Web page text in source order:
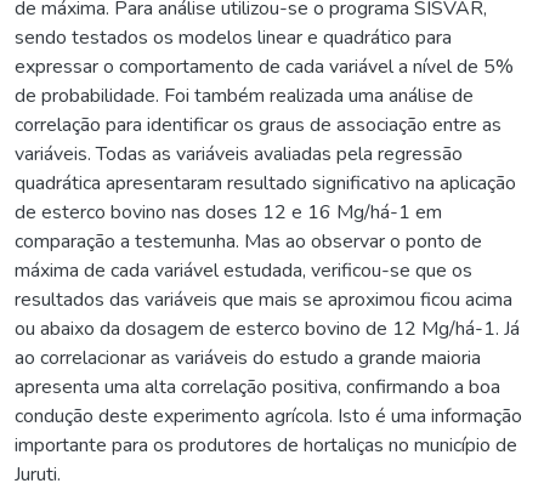
de máxima. Para análise utilizou-se o programa SISVAR,
sendo testados os modelos linear e quadrático para
expressar o comportamento de cada variável a nível de 5%
de probabilidade. Foi também realizada uma análise de
correlação para identificar os graus de associação entre as
variáveis. Todas as variáveis avaliadas pela regressão
quadrática apresentaram resultado significativo na aplicação
de esterco bovino nas doses 12 e 16 Mg/há-1 em
comparação a testemunha. Mas ao observar o ponto de
máxima de cada variável estudada, verificou-se que os
resultados das variáveis que mais se aproximou ficou acima
ou abaixo da dosagem de esterco bovino de 12 Mg/há-1. Já
ao correlacionar as variáveis do estudo a grande maioria
apresenta uma alta correlação positiva, confirmando a boa
condução deste experimento agrícola. Isto é uma informação
importante para os produtores de hortaliças no município de
Juruti.